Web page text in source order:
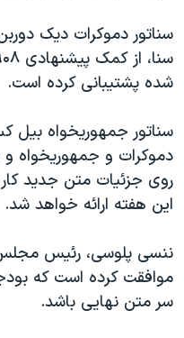
سناتور دموکرات دیک
شده پشتیبانی کرده است.
سناتور جمهوریخواه بیل
دموکرات و جمهوریخواه و
روی جزئیات متن جدید کار
این هفته ارائه خواهد شد.
ننسی پلوسی، رئیس مجلس
موافقت کرده است که
سر متن نهایی باشد.